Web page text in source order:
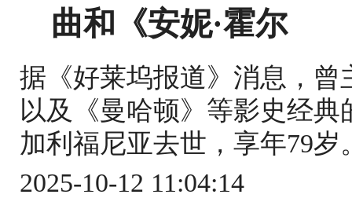
曲和《安妮·霍尔
据《好莱坞报道》消息，
以及《曼哈顿》等影史经
加利福尼亚去世，享年79
2025-10-12 11:04:14